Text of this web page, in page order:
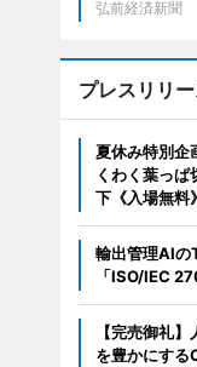
弘前経済新聞
プレスリリ
夏休み特別企
くわく葉っぱ
下《入場無料
輸出管理AIの
「ISO/IEC
【完売御礼
を豊かにす